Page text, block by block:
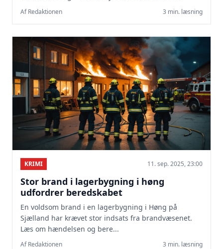
Af Redaktionen 3 min. læsning
KRIMI 11. sep. 2025, 23:00
Stor brand i lagerbygning i høng
udfordrer beredskabet
En voldsom brand i en lagerbygning i Høng på
Sjælland har krævet stor indsats fra brandvæsenet.
Læs om hændelsen og bere...
Af Redaktionen 3 min. læsning